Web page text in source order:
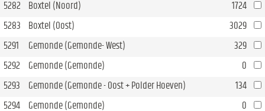
5282
Boxtel (Noord)
1724
5283
Boxtel (Oost)
3029
5291
Gemonde (Gemonde- West)
329
5292
Gemonde (Gemonde)
0
5293
Gemonde (Gemonde - Oost + Polder Hoeven)
134
5294
Gemonde (Gemonde)
0